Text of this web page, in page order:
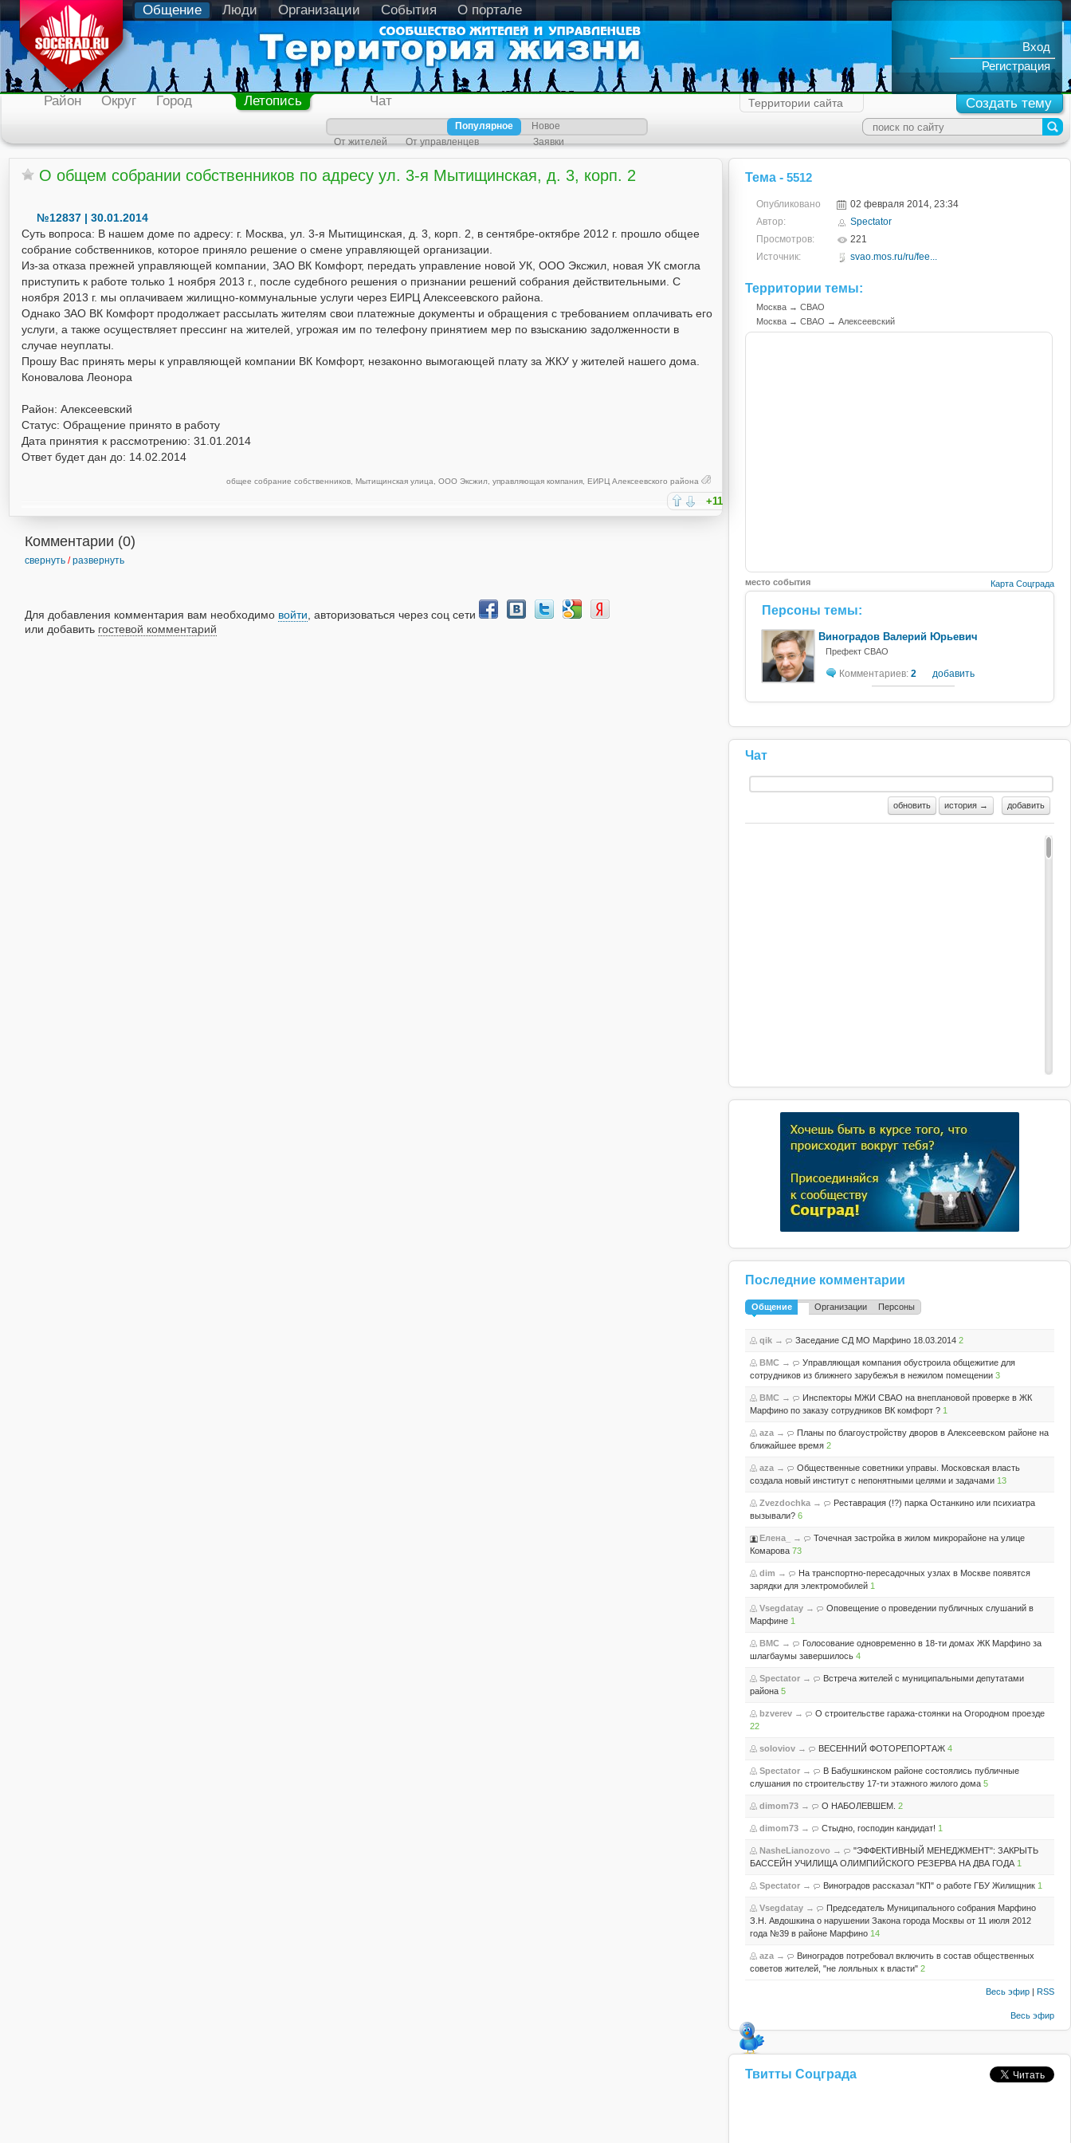
Вход
Регистрация
Общение Люди Организации События О портале
Район Округ Город Летопись
Популярное
Новое
От жителей
От управленцев Заявки
Чат Территории сайта Создать тему
О общем собрании собственников по адресу ул. 3-я Мытищинская, д. 3, корп. 2
№12837 | 30.01.2014
Суть вопроса: В нашем доме по адресу: г. Москва, ул. 3-я Мытищинская, д. 3, корп. 2, в сентябре-октябре 2012 г. прошло общее
собрание собственников, которое приняло решение о смене управляющей организации.
Из-за отказа прежней управляющей компании, ЗАО ВК Комфорт, передать управление новой УК, ООО Эксжил, новая УК смогла
приступить к работе только 1 ноября 2013 г., после судебного решения о признании решений собрания действительными. С
ноября 2013 г. мы оплачиваем жилищно-коммунальные услуги через ЕИРЦ Алексеевского района.
Однако ЗАО ВК Комфорт продолжает рассылать жителям свои платежные документы и обращения с требованием оплачивать его
услуги, а также осуществляет прессинг на жителей, угрожая им по телефону принятием мер по взысканию задолженности в
случае неуплаты.
Прошу Вас принять меры к управляющей компании ВК Комфорт, незаконно вымогающей плату за ЖКУ у жителей нашего дома.
Коновалова Леонора
Район: Алексеевский
Статус: Обращение принято в работу
Дата принятия к рассмотрению: 31.01.2014
Ответ будет дан до: 14.02.2014
общее собрание собственников Мытищинская улица ООО Эксжил управляющая компания ЕИРЦ Алексеевского района
+11
Комментарии (0)
свернуть /развернуть
Для добавления комментария вам необходимо войти , авторизоваться через соц сети
или добавить гостевой комментарий
Тема - 5512
Опубликовано
02 февраля 2014, 23:34
Автор:
Spectator
Просмотров:
221
Источник:
svao.mos.ru/ru/fee...
Территории темы:
Москва→ СВАО
Москва→ СВАО → Алексеевский
Карта Соцграда
место события
Персоны темы:
Виноградов Валерий Юрьевич
Префект СВАО
Комментариев: 2 добавить
Чат
обновить история → добавить
Последние комментарии
Общение Организации Персоны
qik→ Заседание СД МО Марфино 18.03.2014 2
BMC→
Управляющая компания обустроила общежитие для
сотрудников из ближнего зарубежъя в нежилом помещении 3
BMC→
Инспекторы МЖИ СВАО на внеплановой проверке в ЖК
Марфино по заказу сотрудников ВК комфорт ? 1
aza→
Планы по благоустройству дворов в Алексеевском районе на
ближайшее время 2
aza→
Общественные советники управы. Московская власть
создала новый институт с непонятными целями и задачами 13
Zvezdochka→
Реставрация (!?) парка Останкино или психиатра
вызывали? 6
Елена_ →
Точечная застройка в жилом микрорайоне на улице
Комарова 73
dim →
На транспортно-пересадочных узлах в Москве появятся
зарядки для электромобилей 1
Vsegdatay→
Оповещение о проведении публичных слушаний в
Марфине 1
BMC→
Голосование одновременно в 18-ти домах ЖК Марфино за
шлагбаумы завершилось 4
Spectator→
Встреча жителей с муниципальными депутатами
района 5
bzverev→
О строительстве гаража-стоянки на Огородном проезде
22
soloviov→ ВЕСЕННИЙ ФОТОРЕПОРТАЖ 4
Spectator→
В Бабушкинском районе состоялись публичные
слушания по строительству 17-ти этажного жилого дома 5
dimom73→ О НАБОЛЕВШЕМ. 2
dimom73→ Стыдно, господин кандидат! 1
NasheLianozovo →
"ЭФФЕКТИВНЫЙ МЕНЕДЖМЕНТ": ЗАКРЫТЬ
БАССЕЙН УЧИЛИЩА ОЛИМПИЙСКОГО РЕЗЕРВА НА ДВА ГОДА 1
Spectator→ Виноградов рассказал "КП" о работе ГБУ Жилищник 1
Vsegdatay→
Председатель Муниципального собрания Марфино
З.Н. Авдошкина о нарушении Закона города Москвы от 11 июля 2012
года №39 в районе Марфино 14
aza→
Виноградов потребовал включить в состав общественных
советов жителей, "не лояльных к власти" 2
Весь эфир| RSS
Весь эфир
Твитты Соцграда